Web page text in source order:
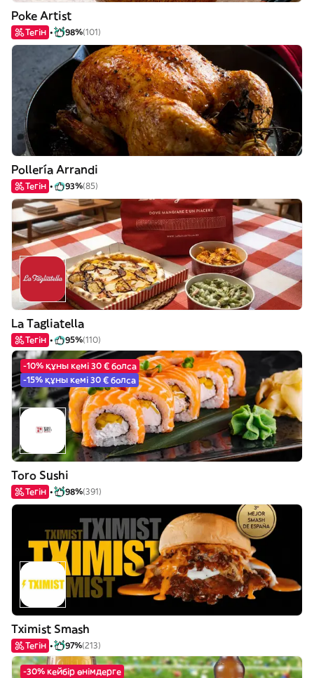
Poke Artist
Тегін 98%(101)
Pollería Arrandi
Тегін 93%(85)
La Tagliatella
Тегін 95%(110)
-10% құны кемі 30 € болса
-15% құны кемі 30 € болса
Toro Sushi
Тегін 98%(391)
Tximist Smash
Тегін 97%(213)
-30% кейбір өнімдерге